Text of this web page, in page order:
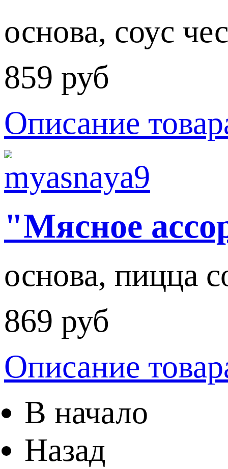
основа, соус
859 руб
Описание
"Мясное
основа, пицца
869 руб
Описание
В начало
Назад